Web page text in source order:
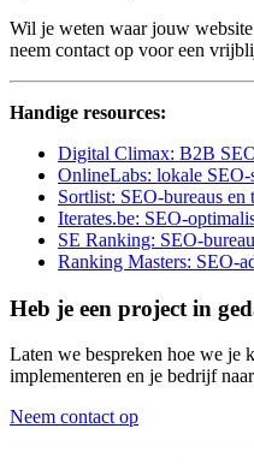
Wil je weten waar jouw
neem contact op voor een
Handige resources:
Digital Climax: B2B
OnlineLabs: lokale
Sortlist: SEO-bureaus en
Iterates.be: SEO-
SE Ranking: SEO-
Ranking Masters: SEO-
Heb je een project in
Laten we bespreken hoe we je
implementeren en je bedrijf
Neem contact op